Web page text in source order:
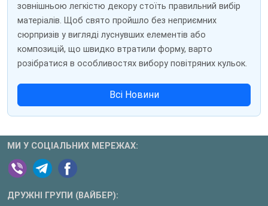
зовнішньою легкістю декору стоїть правильний вибір
матеріалів. Щоб свято пройшло без неприємних
сюрпризів у вигляді луснувших елементів або
композицій, що швидко втратили форму, варто
розібратися в особливостях вибору повітряних кульок.
Всі Новини
МИ У СОЦІАЛЬНИХ МЕРЕЖАХ:
ДРУЖНІ ГРУПИ (ВАЙБЕР):